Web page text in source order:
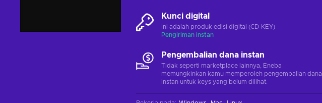
Kunci digital
Ini adalah produk edisi digital (CD-KEY)
Pengiriman instan
Pengembalian dana instan
Tidak seperti marketplace lainnya, Eneba
memungkinkan kamu memperoleh pengembalian dana
instan untuk keys yang belum dilihat.